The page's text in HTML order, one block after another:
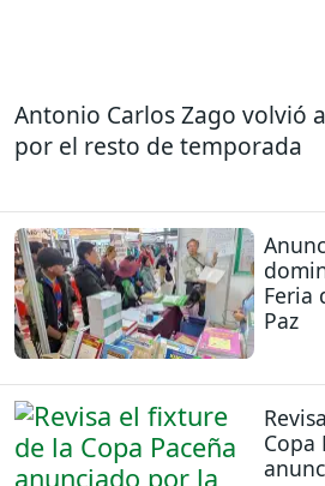
Antonio Carlos Zago volvió
por el resto de temporada
Feria
Paz
Copa